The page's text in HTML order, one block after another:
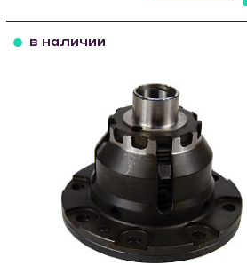
в наличии